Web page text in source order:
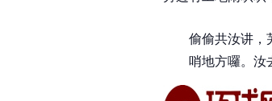
偷偷共汝讲，
哨地方囉。汝